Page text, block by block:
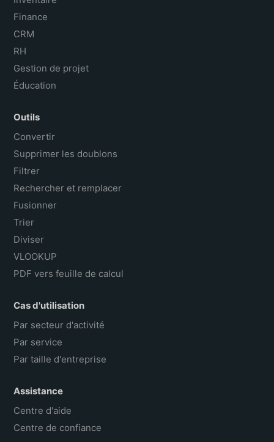
Finance
CRM
RH
Gestion de projet
Éducation
Outils
Convertir
Supprimer les doublons
Filtrer
Rechercher et remplacer
Fusionner
Trier
Diviser
VLOOKUP
PDF vers feuille de calcul
Cas d'utilisation
Par secteur d'activité
Par service
Par taille d'entreprise
Assistance
Centre d'aide
Centre de confiance